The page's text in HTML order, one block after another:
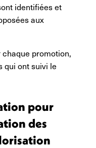
identifiées et
aux
promotion,
qui ont suivi le
pour
des